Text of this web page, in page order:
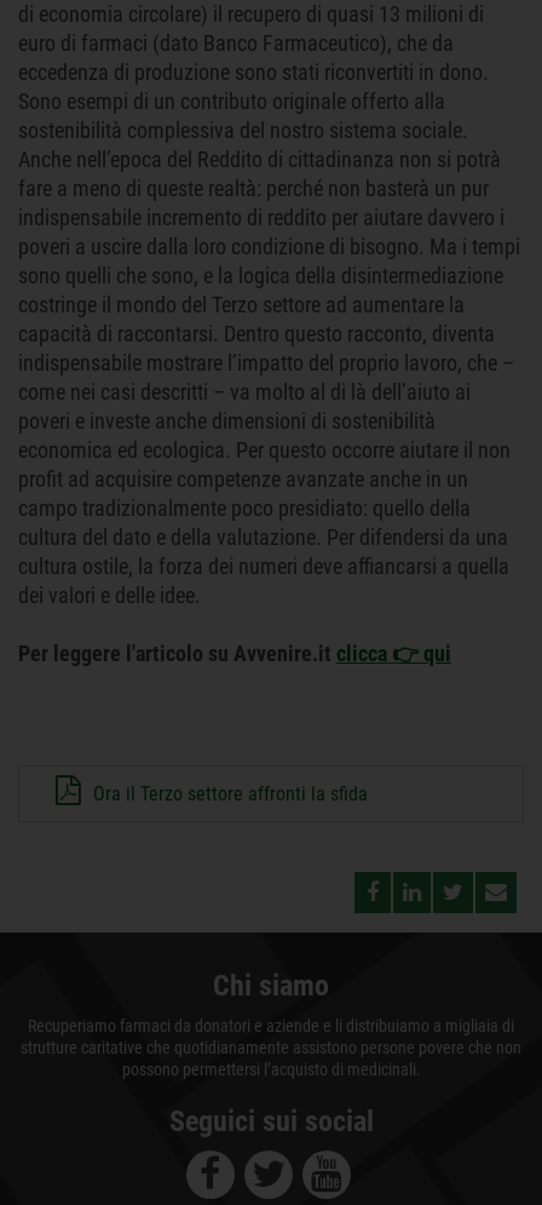
di economia circolare) il recupero di quasi 13 milioni di
euro di farmaci (dato Banco Farmaceutico), che da
eccedenza di produzione sono stati riconvertiti in dono.
Sono esempi di un contributo originale offerto alla
sostenibilità complessiva del nostro sistema sociale.
Anche nell’epoca del Reddito di cittadinanza non si potrà
fare a meno di queste realtà: perché non basterà un pur
indispensabile incremento di reddito per aiutare davvero i
poveri a uscire dalla loro condizione di bisogno. Ma i tempi
sono quelli che sono, e la logica della disintermediazione
costringe il mondo del Terzo settore ad aumentare la
capacità di raccontarsi. Dentro questo racconto, diventa
indispensabile mostrare l’impatto del proprio lavoro, che –
come nei casi descritti – va molto al di là dell’aiuto ai
poveri e investe anche dimensioni di sostenibilità
economica ed ecologica. Per questo occorre aiutare il non
profit ad acquisire competenze avanzate anche in un
campo tradizionalmente poco presidiato: quello della
cultura del dato e della valutazione. Per difendersi da una
cultura ostile, la forza dei numeri deve affiancarsi a quella
dei valori e delle idee.
Per leggere l'articolo su Avvenire.it clicca 👉 qui
Ora il Terzo settore affronti la sfida
Chi siamo
Recuperiamo farmaci da donatori e aziende e li distribuiamo a migliaia di
strutture caritative che quotidianamente assistono persone povere che non
possono permettersi l’acquisto di medicinali.
Seguici sui social